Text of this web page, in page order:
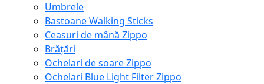
Umbrele
Bastoane Walking Sticks
Ceasuri de mână Zippo
Brățări
Ochelari de soare Zippo
Ochelari Blue Light Filter Zippo